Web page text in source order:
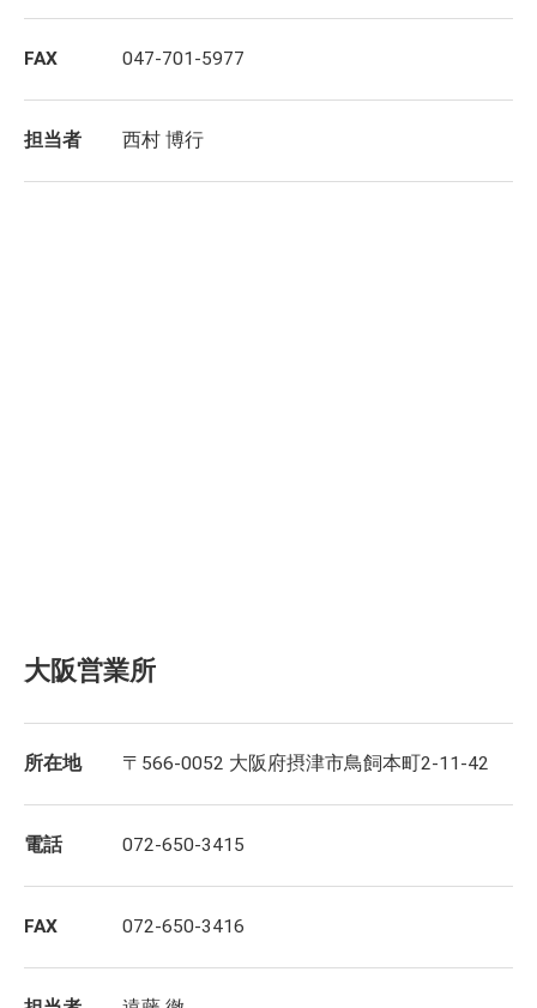
FAX 047-701-5977
担当者 西村 博行
大阪営業所
所在地 〒566-0052 大阪府摂津市鳥飼本町2-11-42
電話 072-650-3415
FAX 072-650-3416